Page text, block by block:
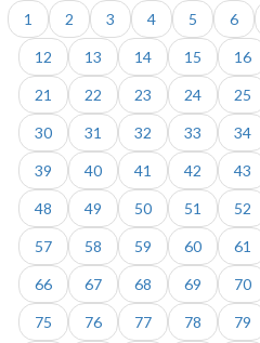
1 2 3 4 5 6
12 13 14 15 16
21 22 23 24 25
30 31 32 33 34
39 40 41 42 43
48 49 50 51 52
57 58 59 60 61
66 67 68 69 70
75 76 77 78 79